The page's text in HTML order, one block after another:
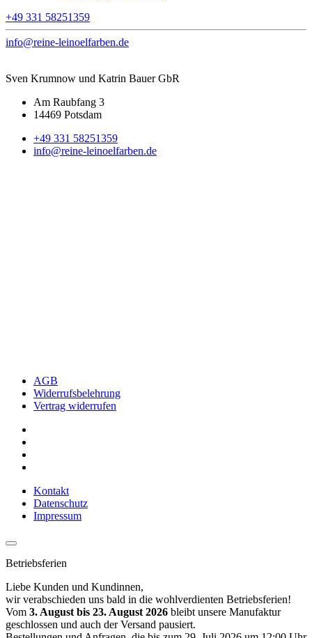
+49 331 58251359
info@reine-leinoelfarben.de
Sven Krumnow und Katrin Bauer GbR
Am Raubfang 3
14469 Potsdam
+49 331 58251359
info@reine-leinoelfarben.de
AGB
Widerrufsbelehrung
Vertrag widerrufen
Kontakt
Datenschutz
Impressum
Betriebsferien
Liebe Kunden und Kundinnen,
wir verabschieden uns bald in die wohlverdienten Betriebsferien!
Vom 3. August bis 23. August 2026 bleibt unsere Manufaktur
geschlossen und auch der Versand pausiert.